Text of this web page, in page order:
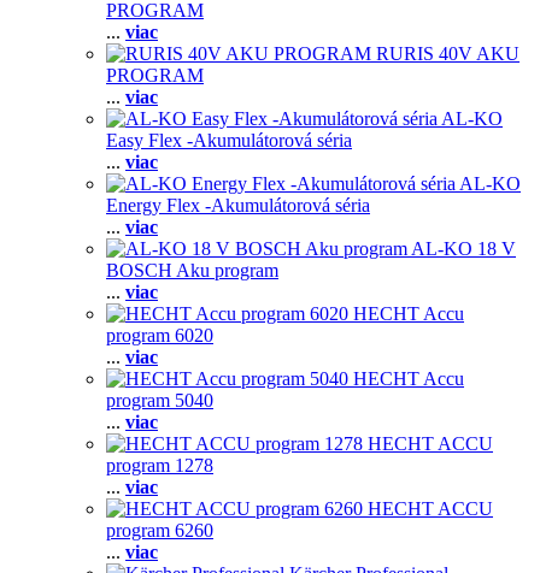
PROGRAM
... viac
RURIS 40V AKU
PROGRAM
... viac
AL-KO
Easy Flex -Akumulátorová séria
... viac
AL-KO
Energy Flex -Akumulátorová séria
... viac
AL-KO 18 V
BOSCH Aku program
... viac
HECHT Accu
program 6020
... viac
HECHT Accu
program 5040
... viac
HECHT ACCU
program 1278
... viac
HECHT ACCU
program 6260
... viac